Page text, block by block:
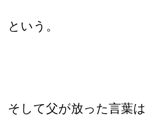
という。
そして父が放った言葉は